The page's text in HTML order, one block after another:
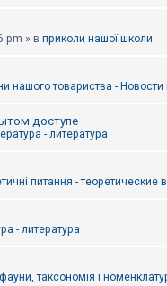
pm » в приколи нашої школи
нашого товариства -
доступе
- литература
питання - теоретические
- литература
таксономія і